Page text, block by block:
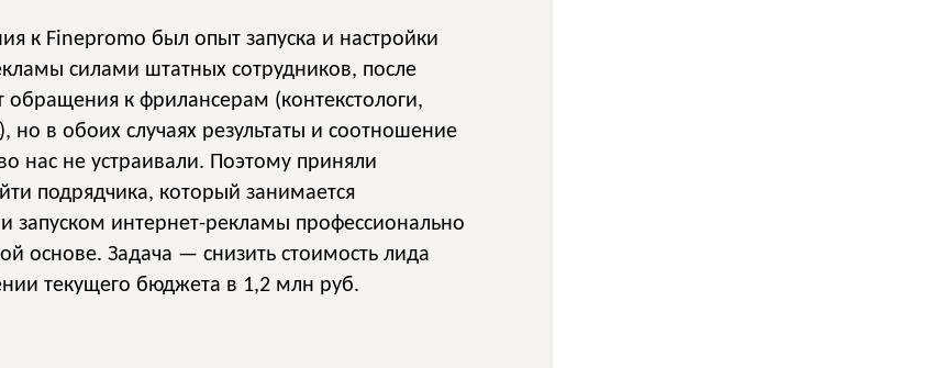
к Finepromo был опыт запуска и настройки
силами штатных сотрудников, после
к фрилансерам (контекстологи,
но в обоих случаях результаты и соотношение
нас не устраивали. Поэтому приняли
подрядчика, который занимается
запуском интернет-рекламы профессионально
основе. Задача — снизить стоимость лида
текущего бюджета в 1,2 млн руб.